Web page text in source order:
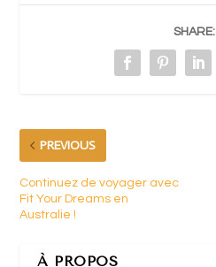
SHARE:
PREVIOUS
Continuez de voyager avec
Fit Your Dreams en
Australie !
À PROPOS